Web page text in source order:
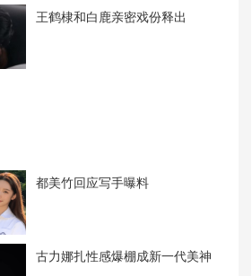
王鹤棣和白鹿亲密戏份释出
都美竹回应写手曝料
古力娜扎性感爆棚成新一代美神